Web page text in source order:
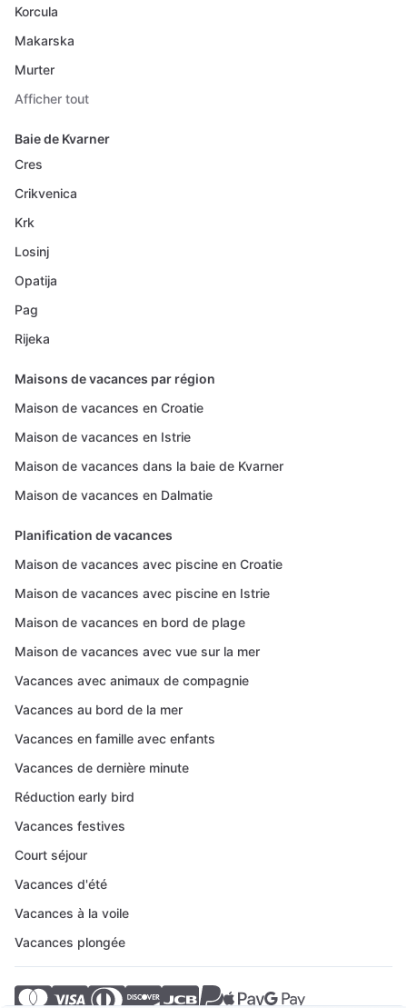
Korcula
Makarska
Murter
Afficher tout
Baie de Kvarner
Cres
Crikvenica
Krk
Losinj
Opatija
Pag
Rijeka
Maisons de vacances par région
Maison de vacances en Croatie
Maison de vacances en Istrie
Maison de vacances dans la baie de Kvarner
Maison de vacances en Dalmatie
Planification de vacances
Maison de vacances avec piscine en Croatie
Maison de vacances avec piscine en Istrie
Maison de vacances en bord de plage
Maison de vacances avec vue sur la mer
Vacances avec animaux de compagnie
Vacances au bord de la mer
Vacances en famille avec enfants
Vacances de dernière minute
Réduction early bird
Vacances festives
Court séjour
Vacances d'été
Vacances à la voile
Vacances plongée